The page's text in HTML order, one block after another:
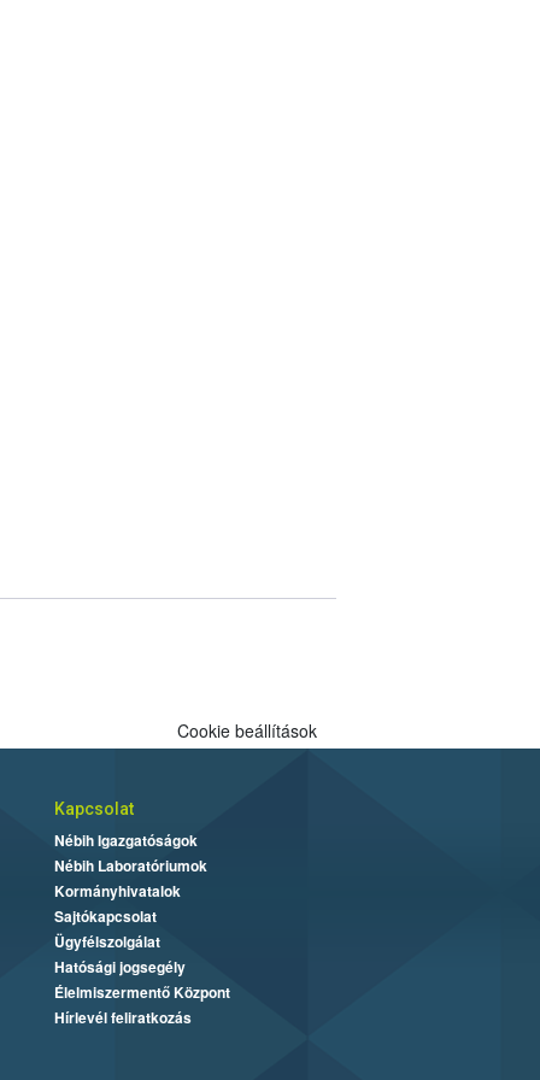
Cookie beállítások
Kapcsolat
Nébih Igazgatóságok
Nébih Laboratóriumok
Kormányhivatalok
Sajtókapcsolat
Ügyfélszolgálat
Hatósági jogsegély
Élelmiszermentő Központ
Hírlevél feliratkozás